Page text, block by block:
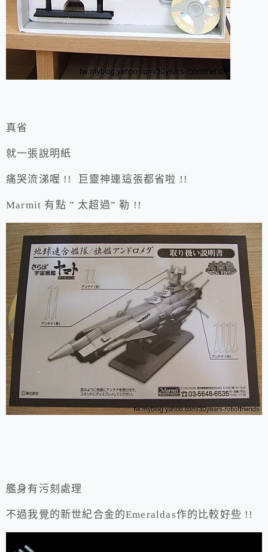
真省
就一張說明紙
痛哭流涕喔 !! 巨靈神連這張都省啦 !!
Marmit 有點 ” 太超過” 勒 !!
艦身有污刻處理
不過我覺的新世紀合金的Emeraldas作的比較好些 !!